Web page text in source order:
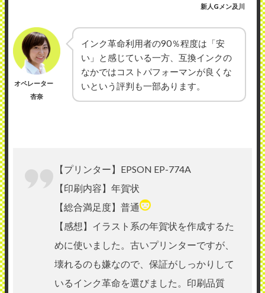
新人Gメン及川
オペレーター
杏奈
インク革命利用者の90％程度は「安
い」と感じている一方、互換インクの
なかではコストパフォーマンが良くな
いという評判も一部あります。
【プリンター】EPSON EP-774A
【印刷内容】年賀状
【総合満足度】普通
【感想】イラスト系の年賀状を作成するた
めに使いました。古いプリンターですが、
壊れるのも嫌なので、保証がしっかりして
いるインク革命を選びました。印刷品質